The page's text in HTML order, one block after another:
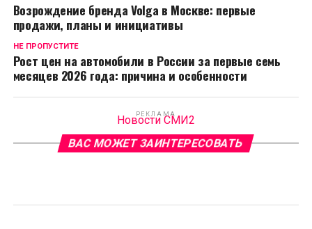
Возрождение бренда Volga в Москве: первые
продажи, планы и инициативы
НЕ ПРОПУСТИТЕ
Рост цен на автомобили в России за первые семь
месяцев 2026 года: причина и особенности
РЕКЛАМА
Новости СМИ2
ВАС МОЖЕТ ЗАИНТЕРЕСОВАТЬ